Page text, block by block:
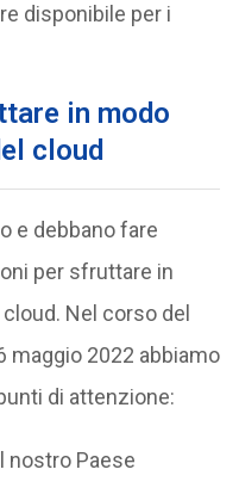
disponibile per i
in modo
cloud
e debbano fare
per sfruttare in
Nel corso del
maggio 2022 abbiamo
di attenzione:
nostro Paese